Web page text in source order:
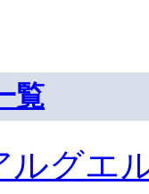
覧
ルグエ